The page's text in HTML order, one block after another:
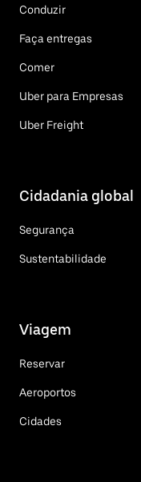
Conduzir
Faça entregas
Comer
Uber para Empresas
Uber Freight
Cidadania global
Segurança
Sustentabilidade
Viagem
Reservar
Aeroportos
Cidades